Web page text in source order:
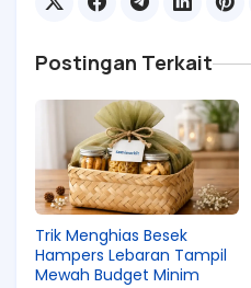
Postingan Terkait
Trik Menghias Besek
Hampers Lebaran Tampil
Mewah Budget Minim